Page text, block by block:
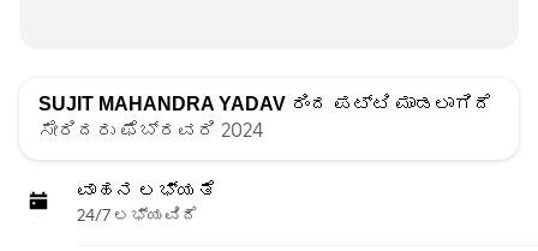
SUJIT MAHANDRA YADAV ರಿಂದ ಪಟ್ಟಿ ಮಾಡಲಾಗಿದೆ
ಸೇರಿದರು ಫೆಬ್ರವರಿ 2024
ವಾಹನ ಲಭ್ಯತೆ
24/7 ಲಭ್ಯವಿದೆ